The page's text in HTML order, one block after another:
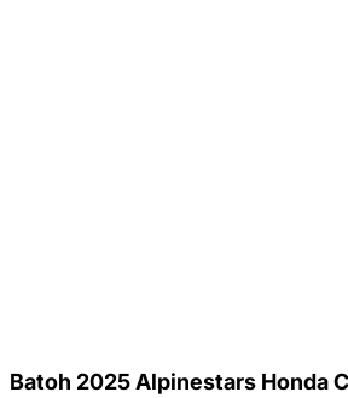
Batoh 2025 Alpinestars Honda